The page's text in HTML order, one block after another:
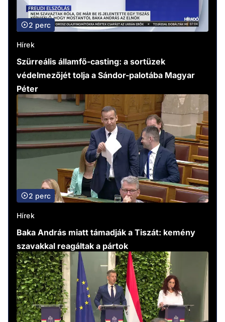
2 perc
Hírek
Szürreális államfő-casting: a sortüzek
védelmezőjét tolja a Sándor-palotába Magyar
Péter
2 perc
Hírek
Baka András miatt támadják a Tiszát: kemény
szavakkal reagáltak a pártok